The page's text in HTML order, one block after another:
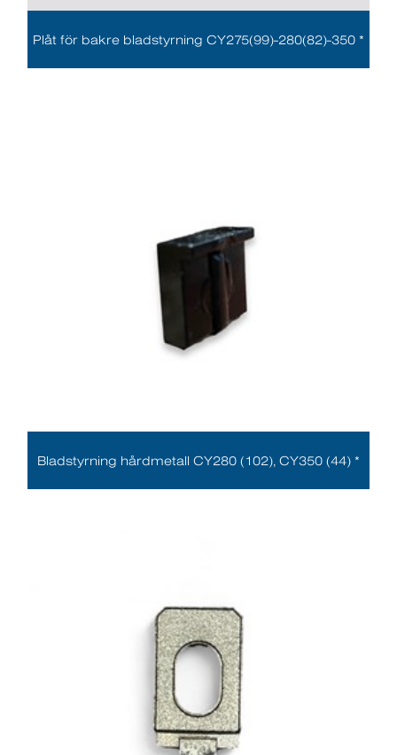
Plåt för bakre bladstyrning CY275(99)-280(82)-350 *
Bladstyrning hårdmetall CY280 (102), CY350 (44) *